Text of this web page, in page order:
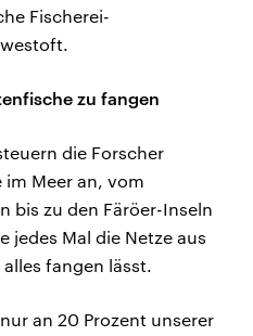
Fischerei-
zu fangen
die Forscher
im Meer an, vom
bis zu den Färöer-Inseln
jedes Mal die Netze aus
fangen lässt.
an 20 Prozent unserer